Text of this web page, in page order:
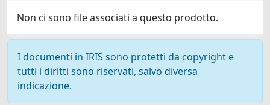
Non ci sono file associati a questo prodotto.
I documenti in IRIS sono protetti da copyright e
tutti i diritti sono riservati, salvo diversa
indicazione.